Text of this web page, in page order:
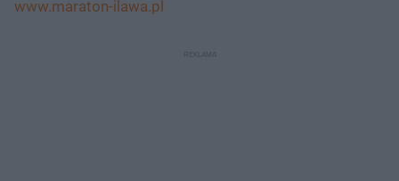
www.maraton-ilawa.pl